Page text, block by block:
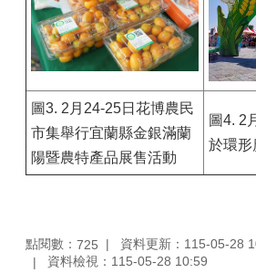
圖3. 2月24-25日花博農民
市集舉行宜蘭縣金銀滿蘭
陽暨農特產品展售活動
圖4. 2
於環形
點閱數： 725
資料更新：115-05-28
資料檢視：115-05-28 10:59